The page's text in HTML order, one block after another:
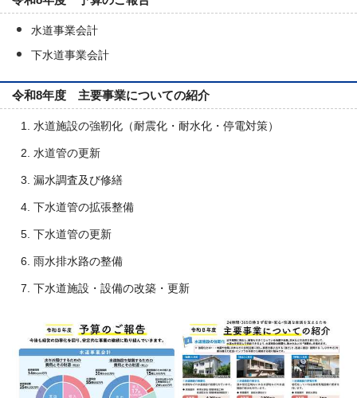
水道事業会計
下水道事業会計
令和8年度 主要事業についての紹介
水道施設の強靭化（耐震化・耐水化・停電対策）
水道管の更新
漏水調査及び修繕
下水道管の拡張整備
下水道管の更新
雨水排水路の整備
下水道施設・設備の改築・更新